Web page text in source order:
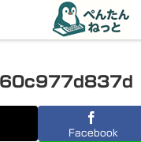
PCやガジェットの備忘録
Facebook